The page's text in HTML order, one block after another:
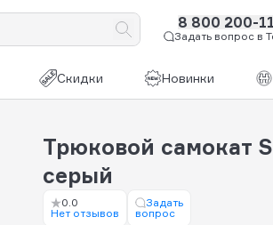
8 800 200-
Задать вопрос в
Скидки Новинки
Трюковой самокат
серый
0.0
Нет отзывов
Задать
вопрос